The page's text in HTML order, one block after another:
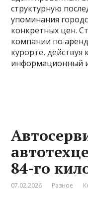
структурную
упоминания
конкретных цен.
компании по
курорте, действуя
информационный
84-го
07.02.2026 Разное